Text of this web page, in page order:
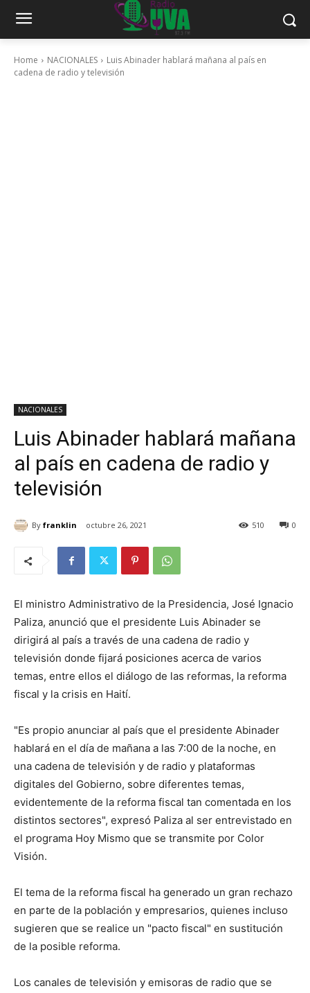
Home NACIONALES
Luis Abinader hablará mañana al país en
cadena de radio y televisión
NACIONALES
Luis Abinader hablará mañana
al país en cadena de radio y
televisión
By franklin octubre 26, 2021 0
510
El ministro Administrativo de la Presidencia, José Ignacio
Paliza, anunció que el presidente Luis Abinader se
dirigirá al país a través de una cadena de radio y
televisión donde fijará posiciones acerca de varios
temas, entre ellos el diálogo de las reformas, la reforma
fiscal y la crisis en Haití.
"Es propio anunciar al país que el presidente Abinader
hablará en el día de mañana a las 7:00 de la noche, en
una cadena de televisión y de radio y plataformas
digitales del Gobierno, sobre diferentes temas,
evidentemente de la reforma fiscal tan comentada en los
distintos sectores", expresó Paliza al ser entrevistado en
el programa Hoy Mismo que se transmite por Color
Visión.
El tema de la reforma fiscal ha generado un gran rechazo
en parte de la población y empresarios, quienes incluso
sugieren que se realice un "pacto fiscal" en sustitución
de la posible reforma.
Los canales de televisión y emisoras de radio que se